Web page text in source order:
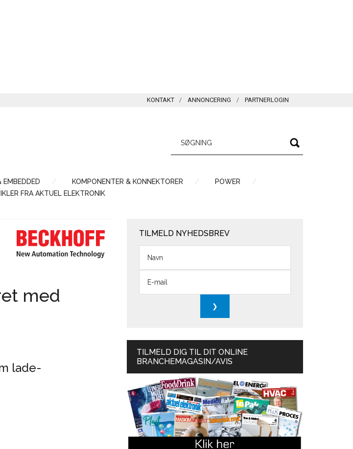
KONTAKT ANNONCERING PARTNERLOGIN
EMBEDDED KOMPONENTER & KONNEKTORER
POWER
FRA AKTUEL ELEKTRONIK
med
lade-
TILMELD NYHEDSBREV
TILMELD DIG TIL DIT ONLINE
BRANCHEMAGASIN/AVIS